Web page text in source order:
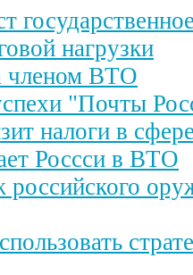
нагрузки
членом ВТО
"Почты
налоги в
Россси в ВТО